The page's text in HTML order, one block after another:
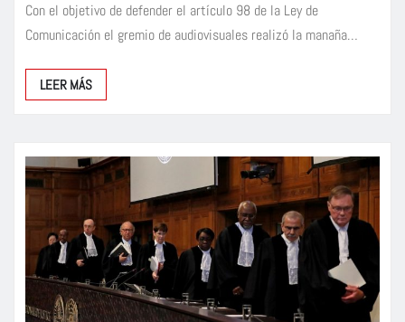
Con el objetivo de defender el artículo 98 de la Ley de
Comunicación el gremio de audiovisuales realizó la manaña…
LEER MÁS